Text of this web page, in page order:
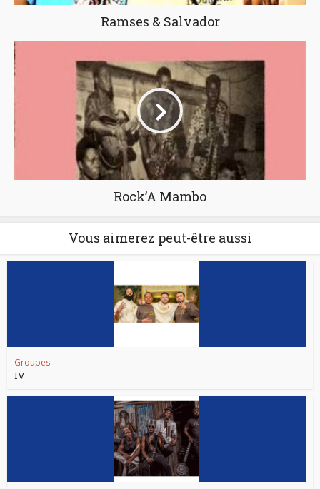
Ramses & Salvador
Rock’A Mambo
Vous aimerez peut-être aussi
Groupes
IV